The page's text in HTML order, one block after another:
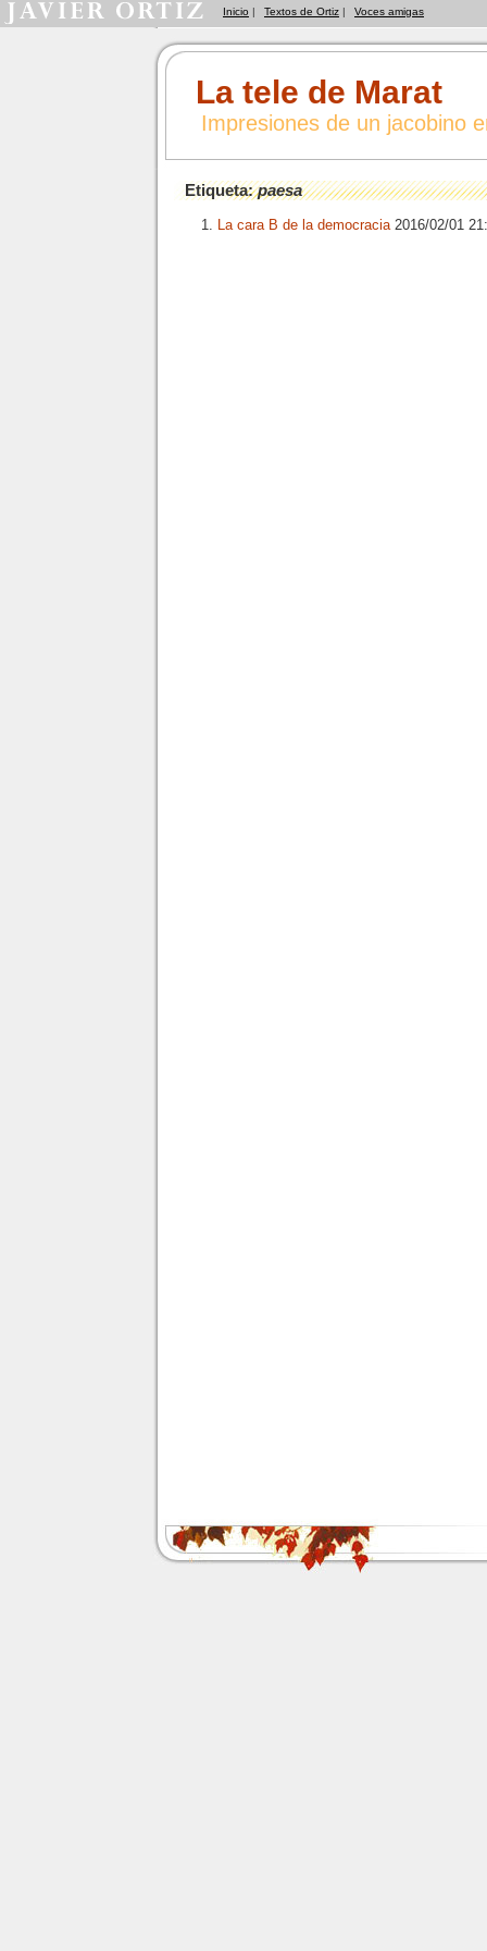
Inicio | Textos de Ortiz | Voces amigas
La tele de Marat
Impresiones de un jacobino
Etiqueta:paesa
La cara B de la democracia2016/02/01